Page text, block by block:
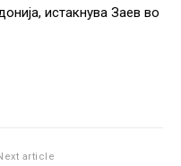
истакнува Заев во
article